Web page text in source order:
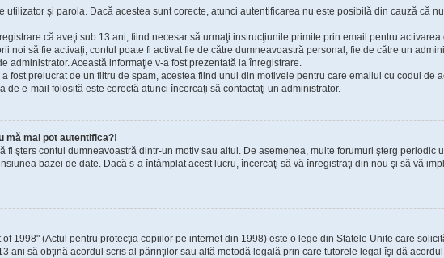
utilizator şi parola. Dacă acestea sunt corecte, atunci autentificarea nu este posibilă din cauză că
că aveţi sub 13 ani, fiind necesar să urmaţi instrucţiunile primite prin email pentru activarea
noi să fie activaţi; contul poate fi activat fie de către dumneavoastră personal, fie de către un
administrator. Această informaţie v-a fost prezentată la înregistrare.
fost prelucrat de un filtru de spam, acestea fiind unul din motivele pentru care emailul cu codul de
e-mail folosită este corectă atunci încercaţi să contactaţi un administrator.
mă mai pot autentifica?!
fi şters contul dumneavoastră dintr-un motiv sau altul. De asemenea, multe forumuri şterg periodic
bazei de date. Dacă s-a întâmplat acest lucru, încercaţi să vă înregistraţi din nou şi să vă
1998" (Actul pentru protecţia copiilor pe internet din 1998) este o lege din Statele Unite care
ani să obţină acordul scris al părinţilor sau altă metodă legală prin care tutorele legal îşi dă